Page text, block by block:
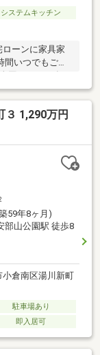
システムキッチン
ーンに家具家
いつでもご予
年12月号）＼当
購入される方■
■じっくり検討
ちゃんネコちゃ
ひ一度お越し下
３ 1,290万円
59年8ヶ月)
部山公園駅 徒歩8
倉南区湯川新町
駐車場あり
即入居可